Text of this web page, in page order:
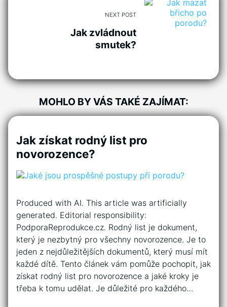
NEXT POST
Jak zvládnout
smutek?
MOHLO BY VÁS TAKÉ ZAJÍMAT:
Jak získat rodný list pro
novorozence?
Produced with AI. This article was artificially
generated. Editorial responsibility:
PodporaReprodukce.cz. Rodný list je dokument,
který je nezbytný pro všechny novorozence. Je to
jeden z nejdůležitějších dokumentů, který musí mít
každé dítě. Tento článek vám pomůže pochopit, jak
získat rodný list pro novorozence a jaké kroky je
třeba k tomu udělat. Je důležité pro každého…